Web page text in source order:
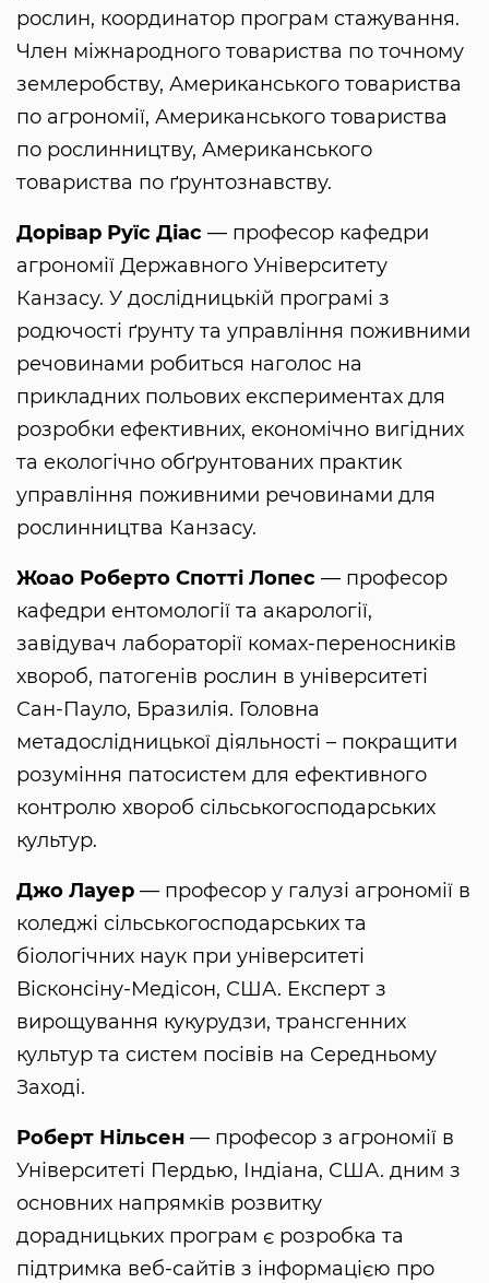
рослин, координатор програм стажування.
Член міжнародного товариства по точному
землеробству, Американського товариства
по агрономії, Американського товариства
по рослинництву, Американського
товариства по ґрунтознавству.
Дорівар Руїс Діас — професор кафедри
агрономії Державного Університету
Канзасу. У дослідницькій програмі з
родючості ґрунту та управління поживними
речовинами робиться наголос на
прикладних польових експериментах для
розробки ефективних, економічно вигідних
та екологічно обґрунтованих практик
управління поживними речовинами для
рослинництва Канзасу.
Жоао Роберто Спотті Лопес — професор
кафедри ентомології та акарології,
завідувач лабораторії комах-переносників
хвороб, патогенів рослин в університеті
Сан-Пауло, Бразилія. Головна
метадослідницької діяльності – покращити
розуміння патосистем для ефективного
контролю хвороб сільськогосподарських
культур.
Джо Лауер — професор у галузі агрономії в
коледжі сільськогосподарських та
біологічних наук при університеті
Вісконсіну-Медісон, США. Експерт з
вирощування кукурудзи, трансгенних
культур та систем посівів на Середньому
Заході.
Роберт Нільсен — професор з агрономії в
Університеті Пердью, Індіана, США. дним з
основних напрямків розвитку
дорадницьких програм є розробка та
підтримка веб-сайтів з інформацією про